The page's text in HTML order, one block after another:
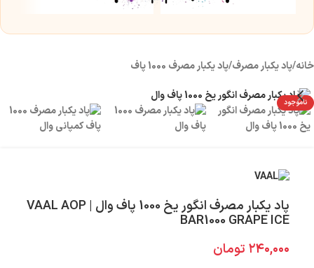
خانه/پاد یکبار مصرف/پاد یکبار مصرف 1000 پاف
ناموجود
پاد یکبار مصرف انگور یخ 1000 پاف وال | VAAL AOP
BAR1000 GRAPE ICE
۲۴۰,۰۰۰ تومان